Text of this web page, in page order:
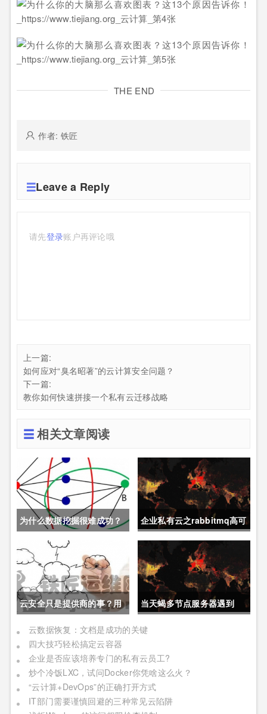
THE END
作者: 铁匠
Leave a Reply
请先登录账户再评论哦
上一篇:
如何应对“臭名昭著”的云计算安全问题？
下一篇:
教你如何快速拼接一个私有云迁移战略
相关文章阅读
为什么数据挖掘很难成功？
企业私有云之rabbitmq高可
用
云安全只是提供商的事？用
户需面对现实
当天蝎多节点服务器遇到
OpenStack
云数据恢复：文档是成功的关键
四大技巧轻松搞定云容器
企业是否应该培养专门的私有云员工?
炒个冷饭LXC，试问Docker你凭啥这么火？
“云计算+DevOps”的正确打开方式
IT部门需要谨慎回避的三种常见云陷阱